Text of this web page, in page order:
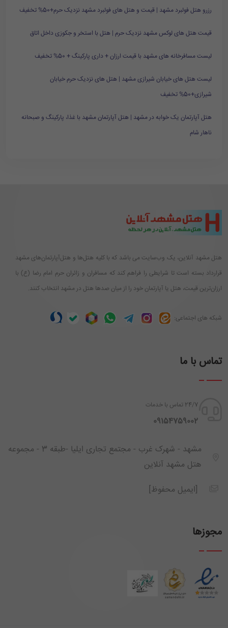
رزرو هتل فولبرد مشهد | قیمت و هتل های فولبرد مشهد نزدیک حرم+50% تخفیف
قیمت هتل های لوکس مشهد نزدیک حرم | هتل با استخر و جکوزی داخل اتاق
لیست مسافرخانه های مشهد با قیمت ارزان + داری پارکینگ + 50% تخفیف
لیست هتل های خیابان شیرازی مشهد | هتل های نزدیک حرم خیابان
شیرازی+50% تخفیف
هتل آپارتمان یک خوابه در مشهد | هتل آپارتمان مشهد با غذا، پارکینگ و صبحانه
ناهار شام
هتل مشهد آنلاین، یک وب‌سایت می باشد که با کلیه هتل‌ها و هتل‌آپارتمان‌های مشهد
قرارداد بسته است تا شرایطی را فراهم کند که مسافران و زائران حرم امام رضا (ع) با
ارزان‌ترین قیمت، هتل یا آپارتمان خود را از میان صدها هتل در مشهد انتخاب کنند.
شبکه های اجتماعی:
تماس با ما
24/7 تماس با خدمات
‪ 09154759002
مشهد - شهرک غرب - مجتمع تجاری ایلیا -طبقه 3 - مجموعه
هتل مشهد آنلاین
[ایمیل محفوظ]
مجوزها